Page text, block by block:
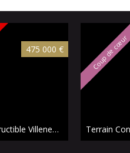
475 000 €
Terrain Constructible Villeneuve-d'Ascq 11 a 09 ca , 02 a 50 ca constructibles
Coup de cœur